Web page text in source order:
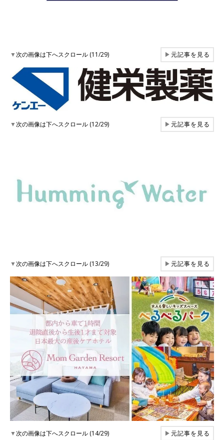
▼次の画像は下へスクロール (11/29) ▶元記事を見る
▼次の画像は下へスクロール (12/29) ▶元記事を見る
▼次の画像は下へスクロール (13/29) ▶元記事を見る
▼次の画像は下へスクロール (14/29) ▶元記事を見る